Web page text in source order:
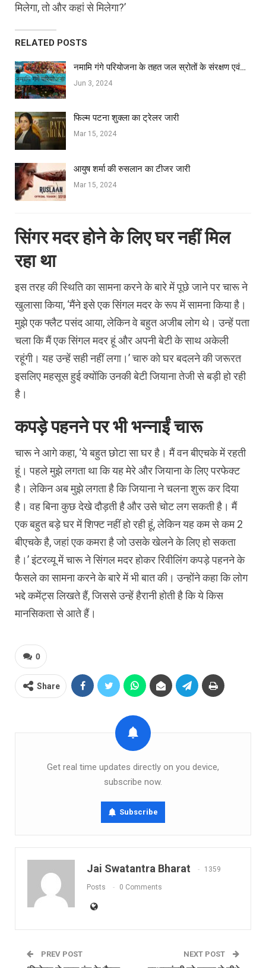
मिलेगा, तो और कहां से मिलेगा?’
RELATED POSTS
नमामि गंगे परियोजना के तहत जल स्रोतों के संरक्षण एवं…
Jun 3, 2024
फिल्‍म पटना शुक्ला का ट्रेलर जारी
Mar 15, 2024
आयुष शर्मा की रुसलान का टीजर जारी
Mar 15, 2024
सिंगर मदर होने के लिए घर नहीं मिल
रहा था
इस तरह की स्थिति का सामना करने के बारे में पूछे जाने पर चारू ने
खुलासा किया, ‘मैंने इसे एक सिंगल मदर के रूप में सामना किया है।
मुझे एक फ्लैट पसंद आया, लेकिन वे बहुत अजीब लोग थे। उन्हें पता
चला कि मैं एक सिंगल मदर हूं और अपनी बेटी के साथ अकेली
रहूंगी। यह उन्हें सही नहीं लगा।’ चारु को घर बदलने की जरूरत
इसलिए महसूस हुई क्योंकि उनकी बेटी जियाना तेजी से बड़ी हो रही
है।
कपड़े पहनने पर भी भन्नाईं चारू
चारू ने आगे कहा, ‘ये बहुत छोटा सा घर है। मैं वन बीएचके में रहती
हूं। पहले मुझे लगता था कि यह मेरे और जियाना के लिए परफेक्ट
है। लेकिन अब मुझे लगता है कि जियाना ने चलना शुरू कर दिया
है। वह बिना कुछ देखे दौड़ती है और उसे चोट लग सकती है। मैं
एक बहुत बड़े घर में शिफ्ट नहीं हो रही हूं, लेकिन यह कम से कम 2
बीएचके है, जहां एक कमरा है जो उसके खेलने के लिए हो सकता
है।’ इंटरव्यू में चारू ने सिंगल मदर होकर रिवीलिंग कपड़े पहनने के
फैसले का सामना करने के बारे में भी बात की। उन्होंने कहा कि लोग
भद्दे कमेंट्स लिखते हैं, जिससे उन्हें हैरानी होती है कि ये किस
मानसिकता से आते हैं।
0
Share
Get real time updates directly on you device,
subscribe now.
Subscribe
Jai Swatantra Bharat 1359
Posts 0 Comments
PREV POST NEXT POST